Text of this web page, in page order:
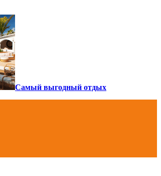
Самый выгодный отдых